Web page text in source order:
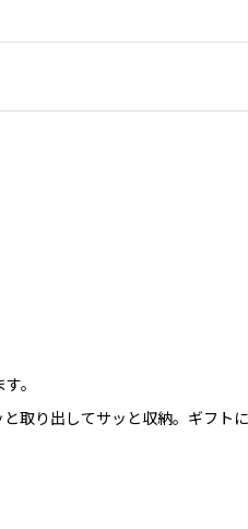
。
取り出してサッと収納。ギフトに